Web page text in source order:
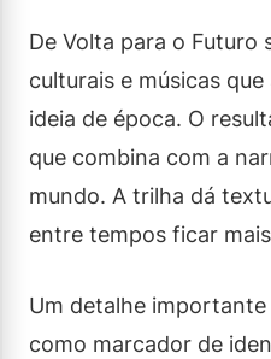
De Volta para o Futuro
culturais e músicas
ideia de época. O
que combina com a
mundo. A trilha dá
entre tempos ficar
Um detalhe importante
como marcador de